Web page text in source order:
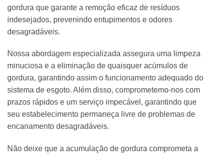
gordura que garante a remoção eficaz de resíduos
indesejados, prevenindo entupimentos e odores
desagradáveis.
Nossa abordagem especializada assegura uma limpeza
minuciosa e a eliminação de quaisquer acúmulos de
gordura, garantindo assim o funcionamento adequado do
sistema de esgoto. Além disso, comprometemo-nos com
prazos rápidos e um serviço impecável, garantindo que
seu estabelecimento permaneça livre de problemas de
encanamento desagradáveis.
Não deixe que a acumulação de gordura comprometa a